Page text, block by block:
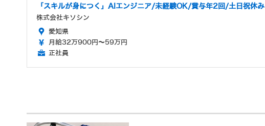
「スキルが身につく」AIエンジニア/未経験OK/賞与年2回/土日祝休み
株式会社キソシン
愛知県
月給32万900円～59万円
正社員